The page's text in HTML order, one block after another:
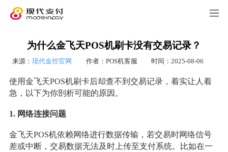
为什么金飞天POS机刷卡没有交易记录？
来源： 现代金控官网 作者：POS机客服 时间：2025-08-06
使用金飞天POS机刷卡后却查不到交易记录，着实让人着
急，以下为你剖析可能的原因。
1. 网络连接问题
金飞天POS机依赖网络进行数据传输，若交易时网络信号
差或中断，交易数据无法及时上传至支付系统。比如在一